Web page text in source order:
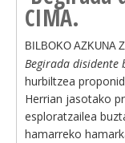
CIMA.
BILBOKO AZKUNA
Begirada disidente
hurbiltzea
Herrian jasotako
esploratzailea
hamarreko